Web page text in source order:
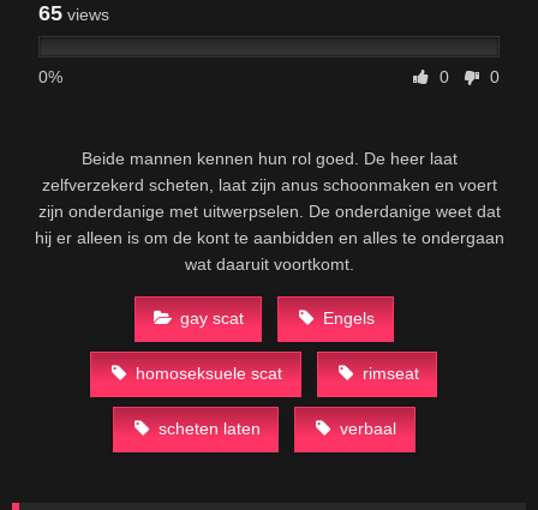
65 views
0% 0 0
Beide mannen kennen hun rol goed. De heer laat
zelfverzekerd scheten, laat zijn anus schoonmaken en voert
zijn onderdanige met uitwerpselen. De onderdanige weet dat
hij er alleen is om de kont te aanbidden en alles te ondergaan
wat daaruit voortkomt.
gay scat Engels
homoseksuele scat rimseat
scheten laten verbaal